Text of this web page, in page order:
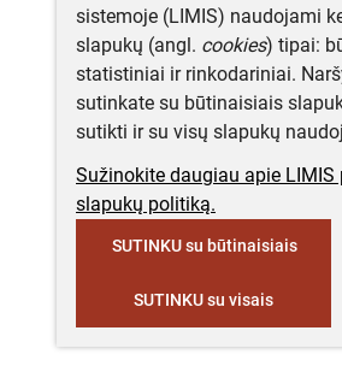
sistemoje (LIMIS) naudojami
slapukų (angl. cookies) tipai:
statistiniai ir rinkodariniai.
sutinkate su būtinaisiais
sutikti ir su visų slapukų
Sužinokite daugiau apie
slapukų politiką.
SUTINKU su būtinaisiais
SUTINKU su visais